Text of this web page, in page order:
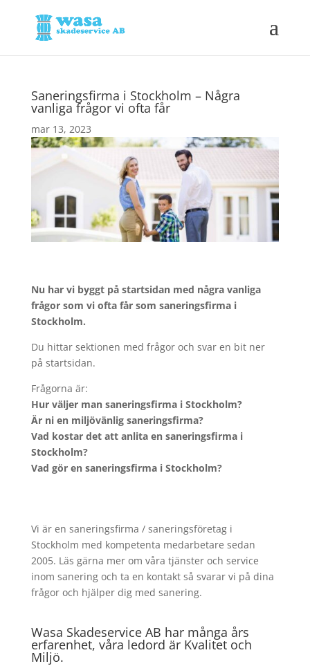
Saneringsfirma i Stockholm – Några
vanliga frågor vi ofta får
mar 13, 2023
Nu har vi byggt på startsidan med några vanliga
frågor som vi ofta får som saneringsfirma i
Stockholm.
Du hittar sektionen med frågor och svar en bit ner
på startsidan.
Frågorna är:
Hur väljer man saneringsfirma i Stockholm?
Är ni en miljövänlig saneringsfirma?
Vad kostar det att anlita en saneringsfirma i
Stockholm?
Vad gör en saneringsfirma i Stockholm?
Vi är en saneringsfirma / saneringsföretag i
Stockholm med kompetenta medarbetare sedan
2005. Läs gärna mer om våra tjänster och service
inom sanering och ta en kontakt så svarar vi på dina
frågor och hjälper dig med sanering.
Wasa Skadeservice AB har många års
erfarenhet, våra ledord är Kvalitet och
Miljö.